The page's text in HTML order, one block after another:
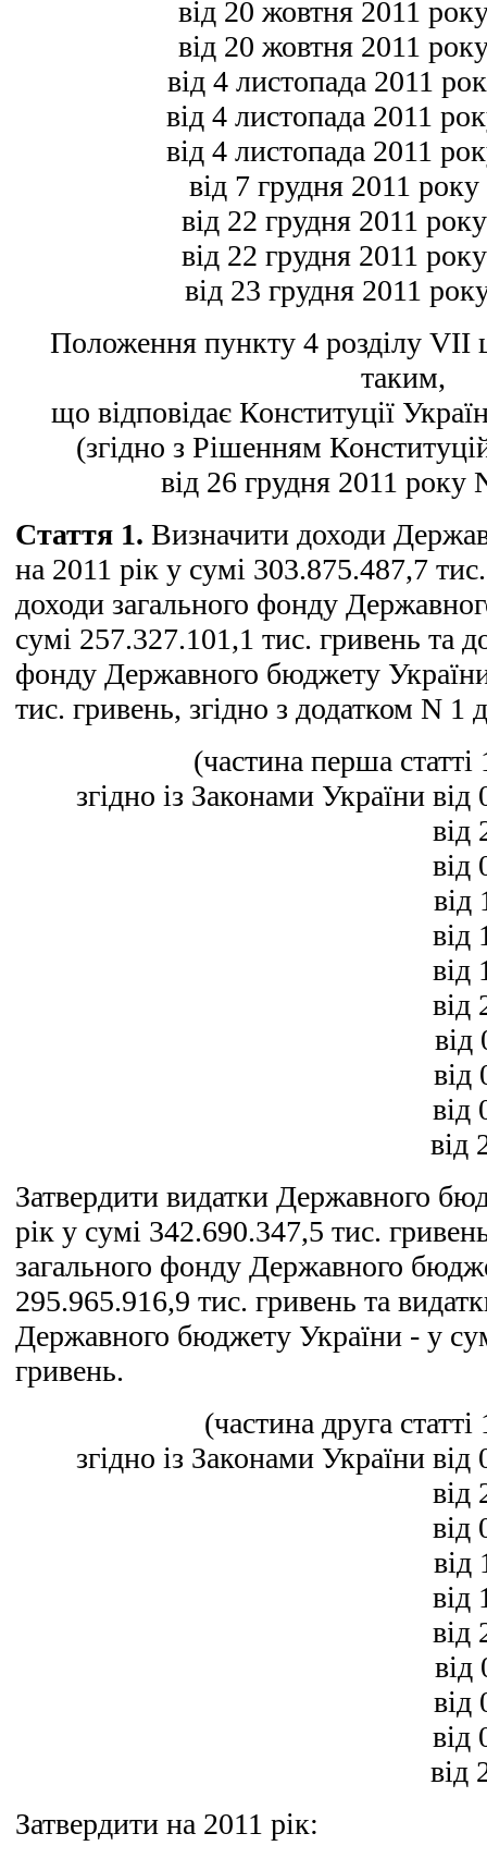
від 20 жовтня 2011
від 20 жовтня 2011
від 4 листопада 2011
від 4 листопада 2011
від 4 листопада 2011
від 7 грудня 2011
від 22 грудня 2011
від 22 грудня 2011
від 23 грудня 2011
Положення пункту 4 розділу VІІ
таким,
що відповідає Конституції
(згідно з Рішенням
від 26 грудня 2011 року
Стаття 1. Визначити доходи
на 2011 рік у сумі 303.875.487,7
доходи загального фонду
сумі 257.327.101,1 тис. гривень та
фонду Державного бюджету
тис. гривень, згідно з додатком N 1
(частина перша
згідно із Законами України
від
від
від
від
від
від
від
від
від
від
Затвердити видатки Державного
рік у сумі 342.690.347,5 тис.
загального фонду Державного
295.965.916,9 тис. гривень та
Державного бюджету України - у
гривень.
(частина друга
згідно із Законами України
від
від
від
від
від
від
від
від
від
Затвердити на 2011 рік: